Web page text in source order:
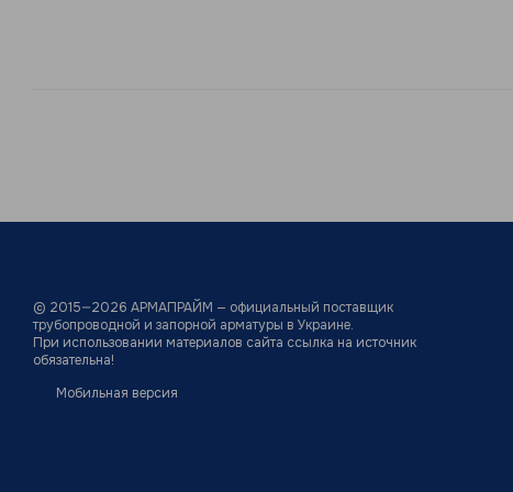
© 2015—2026 АРМАПРАЙМ — официальный поставщик
трубопроводной и запорной арматуры в Украине.
При использовании материалов сайта ссылка на источник
обязательна!
Мобильная версия